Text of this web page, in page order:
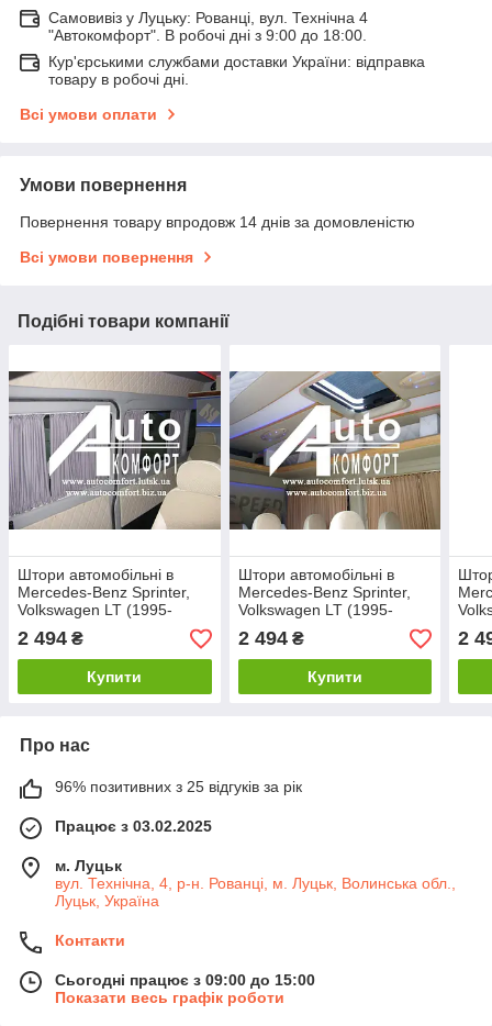
Самовивіз у Луцьку: Рованці, вул. Технічна 4
"Автокомфорт". В робочі дні з 9:00 до 18:00.
Кур'єрськими службами доставки України: відправка
товару в робочі дні.
Всі умови оплати
Умови повернення
Повернення товару впродовж 14 днів за домовленістю
Всі умови повернення
Подібні товари компанії
Штори автомобільні в
Mercedes-Benz Sprinter,
Volkswagen LT (1995-
2006) сірі із салазками
(Спринтер, ЛТ)
2 494 ₴
Купити
Штори автомобільні в
Mercedes-Benz Sprinter,
Volkswagen LT (1995-
2006) бежеві із салазками
(Спринтер, ЛТ)
2 494₴
Купити
2
Про нас
96% позитивних з 25 відгуків за рік
Працює з 03.02.2025
м. Луцьк
вул. Технічна, 4, р-н. Рованці, м. Луцьк, Волинська обл.,
Луцьк, Україна
Контакти
Сьогодні працює з 09:00 до 15:00
Показати весь графік роботи